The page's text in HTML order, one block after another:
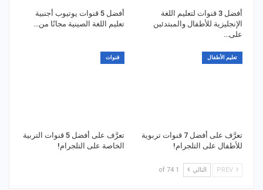
أفضل 3 قنوات لتعليم اللغة
الإنجليزية للأطفال والمبتدئين
على…
أفضل 5 قنوات يوتيوب أجنبية
تعليم اللغة الصينية مجانًا من…
تعليم الأطفال
تعرَّف على أفضل 7 قنوات تربوية
للأطفال على التلجرام!
قنوات
تعرَّف على أفضل 5 قنوات التربية
الخاصة على التلجرام!
التالي 1 of 74